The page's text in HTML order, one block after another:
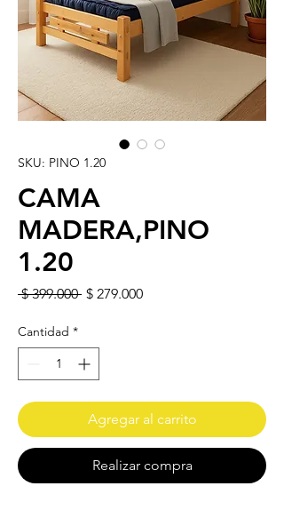
SKU: PINO 1.20
CAMA
MADERA,PINO
1.20
$ 399.000 Precio
$ 279.000Precio de oferta
Cantidad *
Agregar al carrito
Realizar compra